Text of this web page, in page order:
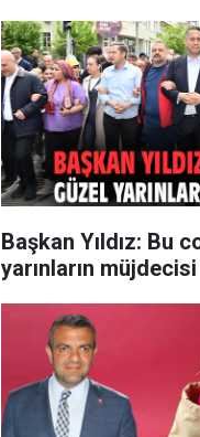
Başkan Yıldız: Bu
yarınların müjdecisi